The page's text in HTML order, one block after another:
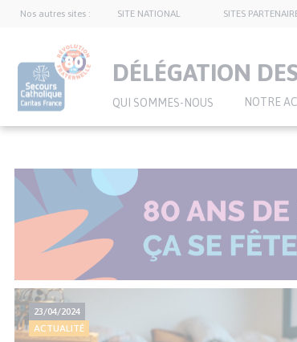
Nos autres sites : SITE NATIONAL SITES
DÉLÉGATION
QUI SOMMES-NOUS NOTRE
Actualité
majeure23/04/2024
ACTUALITÉ